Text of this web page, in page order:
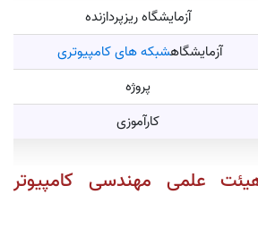
آزمایشگاه ریزپردازنده
آزمایشگاهشبکه های کامپیوتری
پروژه
کارآموزی
علمی مهندسی کامپیوتر